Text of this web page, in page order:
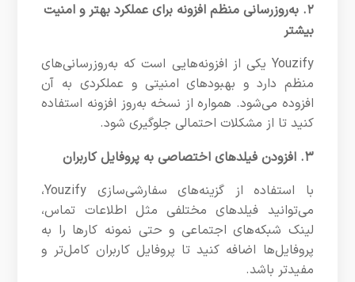
۲. به‌روزرسانی منظم افزونه برای عملکرد بهتر و امنیت
بیشتر
Youzify یکی از افزونه‌هایی است که به‌روزرسانی‌های
منظم دارد و بهبودهای امنیتی و عملکردی به آن
افزوده می‌شود. همواره از نسخه به‌روز افزونه استفاده
کنید تا از مشکلات احتمالی جلوگیری شود.
۳. افزودن فیلدهای اختصاصی به پروفایل کاربران
با استفاده از گزینه‌های سفارشی‌سازی Youzify،
می‌توانید فیلدهای مختلفی مثل اطلاعات تماس،
لینک شبکه‌های اجتماعی و حتی نمونه کارها را به
پروفایل‌ها اضافه کنید تا پروفایل کاربران کامل‌تر و
مفیدتر باشد.